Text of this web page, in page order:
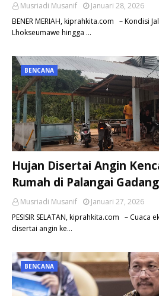
Musriadi Musanif
Januari 28, 2026
BENER MERIAH, kiprahkita.com – Kondisi
Lhokseumawe hingga …
BENCANA
Hujan Disertai Angin
Rumah di Palangai
Musriadi Musanif
Januari 27, 2026
PESISIR SELATAN, kiprahkita.com –
disertai angin ke…
BENCANA